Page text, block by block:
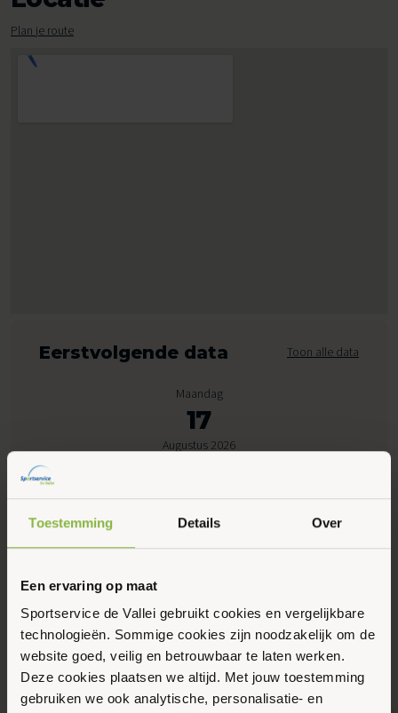
Toestemming Details Over
Een ervaring op maat
Sportservice de Vallei gebruikt cookies en vergelijkbare
technologieën. Sommige cookies zijn noodzakelijk om de
website goed, veilig en betrouwbaar te laten werken.
Deze cookies plaatsen we altijd. Met jouw toestemming
gebruiken we ook analytische, personalisatie- en
Plan je route
Eerstvolgende data Toon alle data
Maandag
17
Augustus 2026
08:30 - 10:05
Peppelensteeg 17, Ede
Maak favoriet
Gerelateerde activiteiten